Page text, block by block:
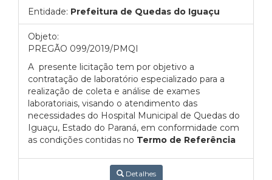
Entidade: Prefeitura de Quedas do Iguaçu
Objeto:
PREGÃO 099/2019/PMQI
A presente licitação tem por objetivo a
contratação de laboratório especializado para a
realização de coleta e análise de exames
laboratoriais, visando o atendimento das
necessidades do Hospital Municipal de Quedas do
Iguaçu, Estado do Paraná, em conformidade com
as condições contidas no Termo de Referência
Detalhes